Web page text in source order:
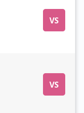
VS
VS